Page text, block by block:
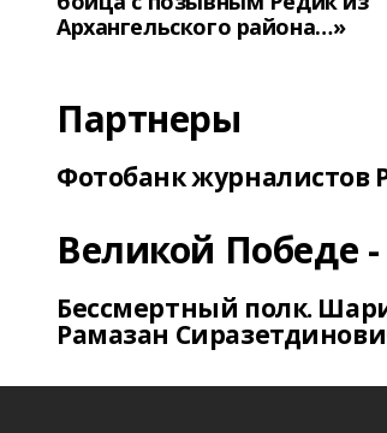
Архангельского района…»
Партнеры
Фотобанк журналистов
Великой Победе -
Бессмертный полк.
Рамазан